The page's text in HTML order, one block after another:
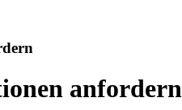
anfordern